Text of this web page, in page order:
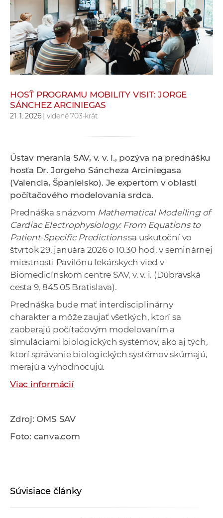
e
v
p
a
c
v
a
h
r
a
c
o
n
h
S
HOSŤ PROGRAMU MOBILITY VISIT: JORGE
SÁNCHEZ ARCINIEGAS
21. 1. 2026| videné 703-krát
Ústav merania SAV, v. v. i., pozýva na prednášku
hosťa Dr. Jorgeho Sáncheza Arciniegasa
(Valencia, Španielsko). Je expertom v oblasti
počítačového modelovania srdca.
Prednáška s názvom Mathematical Modelling of
Cardiac Electrophysiology: From Equations to
Patient-Specific Predictionssa uskutoční vo
štvrtok 29. januára 2026 o 10.30 hod. v seminárnej
miestnosti Pavilónu lekárskych vied v
Biomedicínskom centre SAV, v. v. i. (Dúbravská
cesta 9, 845 05 Bratislava).
Prednáška bude mať interdisciplinárny
charakter a môže zaujať všetkých, ktorí sa
zaoberajú počítačovým modelovaním a
simuláciami biologických systémov, ako aj tých,
ktorí správanie biologických systémov skúmajú,
merajú a vyhodnocujú.
Viac informácií
Zdroj: OMS SAV
Foto: canva.com
Súvisiace články